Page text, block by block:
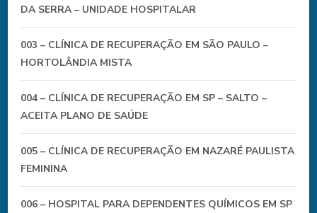
DA SERRA – UNIDADE HOSPITALAR
003 – CLÍNICA DE RECUPERAÇÃO EM SÃO PAULO –
HORTOLÂNDIA MISTA
004 – CLÍNICA DE RECUPERAÇÃO EM SP – SALTO –
ACEITA PLANO DE SAÚDE
005 – CLÍNICA DE RECUPERAÇÃO EM NAZARÉ PAULISTA
FEMININA
006 – HOSPITAL PARA DEPENDENTES QUÍMICOS EM SP